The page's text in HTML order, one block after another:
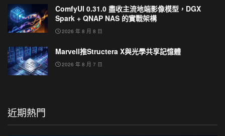
ComfyUI 0.31.0 盡收主流地端影像模型，DGX
Spark + QNAP NAS 的實戰架構
2026 年 8 月 8 日
Marvell推Structera X與光學共享記憶體
2026 年 8 月 7 日
近期熱門